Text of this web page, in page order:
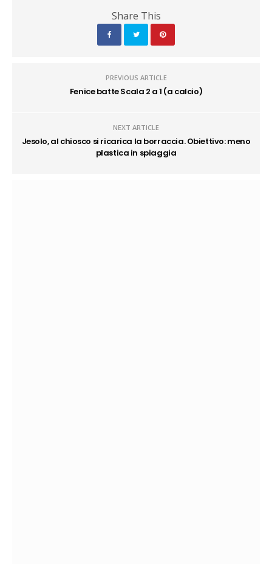
Share This
PREVIOUS ARTICLE
Fenice batte Scala 2 a 1 (a calcio)
NEXT ARTICLE
Jesolo, al chiosco si ricarica la borraccia. Obiettivo: meno
plastica in spiaggia